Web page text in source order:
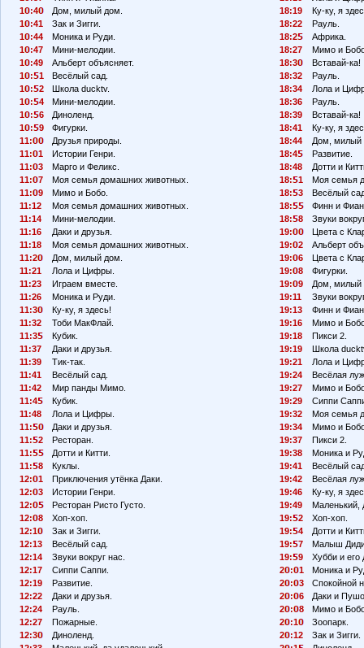
1
:4
Дом, милый дом.
1
:41
Зак и Зигги.
1
:44
Моника и Руди.
1
:47
Мини-мелодии.
1
:49
Альберт объясняет.
1
: 1
Весёлый сад.
1
: 2
Школа ducktv.
1
: 4
Мини-мелодии.
1
: 6
Диноленд.
1
: 9
Фигурки.
11:
Друзья природы.
11:
1
Истории Генри.
11:
3
Марго и Феликс.
11:
7
Моя семья домашних животных.
11:
9
Мимо и Бобо.
11:12
Моя семья домашних животных.
11:14
Мини-мелодии.
11:16
Даки и друзья.
11:18
Моя семья домашних животных.
11:2
Дом, милый дом.
11:21
Лола и Цифры.
11:23
Играем вместе.
11:26
Моника и Руди.
11:3
Ку-ку, я здесь!
11:32
Тоби МакФлай.
11:3
Кубик.
11:37
Даки и друзья.
11:39
Тик-так.
11:41
Весёлый сад.
11:42
Мир панды Мимо.
11:4
Кубик.
11:48
Лола и Цифры.
11:
Даки и друзья.
11:
2
Ресторан.
11:
Дотти и Китти.
11:
8
Куклы.
12:
1
Приключения утёнка Даки.
12:
3
Истории Генри.
12:
Ресторан Ристо Густо.
12:
8
Хоп-хоп.
12:1
Зак и Зигги.
12:13
Весёлый сад.
12:14
Звуки вокруг нас.
12:17
Сиппи Саппи.
12:19
Развитие.
12:22
Даки и друзья.
12:24
Рауль.
12:27
Пожарные.
12:3
Диноленд.
18:19
Ку-ку, я
18:22
Рауль.
18:2
Африка.
18:27
Мимо и
18:3
Вставай-ка!
18:32
Рауль.
18:34
Лола и
18:36
Рауль.
18:39
Вставай-ка!
18:41
Ку-ку, я
18:44
Дом, милый
18:4
Развитие.
18:48
Дотти и
18:
1
Моя семья
18:
3
Весёлый
18:
Финн и
18:
8
Звуки
19:
Цвета с
19:
2
Альберт
19:
6
Цвета с
19:
8
Фигурки.
19:
9
Дом, милый
19:11
Звуки
19:13
Финн и
19:16
Мимо и
19:18
Пикси 2.
19:19
Школа
19:21
Лола и
19:24
Весёлая
19:27
Мимо и
19:29
Сиппи
19:32
Моя семья
19:34
Мимо и
19:37
Пикси 2.
19:38
Моника и
19:41
Весёлый
19:42
Весёлая
19:46
Ку-ку, я
19:49
Маленький,
19:
2
Хоп-хоп.
19:
4
Дотти и
19:
7
Малыш
19:
9
Хубби и его
2
: 1
Моника и
2
: 3
Спокойной
2
: 6
Даки и
2
: 8
Мимо и
2
:1
Зоопарк.
2
:12
Зак и Зигги.